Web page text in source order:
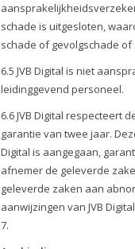
schade is uitgesloten,
schade of gevolgschade
6.5 JVB Digital is niet
leidinggevend personeel.
6.6 JVB Digital respecteert
garantie van twee jaar.
Digital is aangegaan,
afnemer de geleverde
geleverde zaken aan
aanwijzingen van JVB